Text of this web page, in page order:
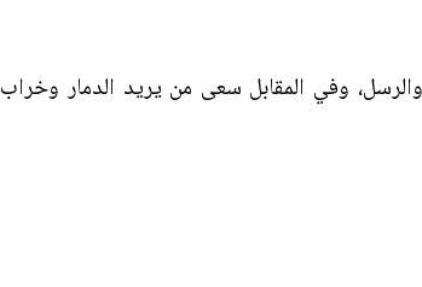
وفي المقابل سعى من يريد الدمار وخراب